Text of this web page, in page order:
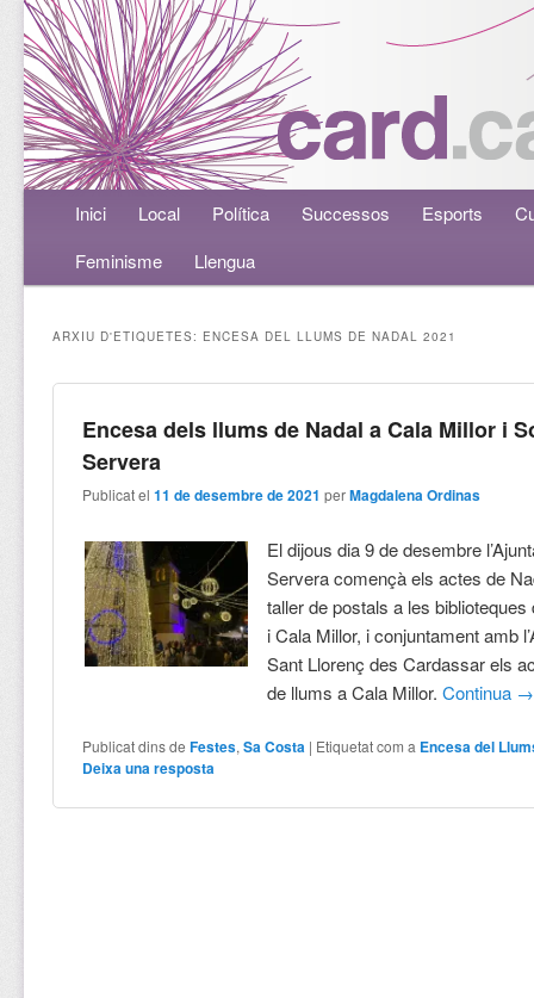
Menú principalAneu al contingut principal
Aneu al contingut secundari
Inici Local Política Successos Esports
Feminisme
Llengua
ARXIU D'ETIQUETES: ENCESA DEL LLUMS DE NADAL 2021
Encesa dels llums de Nadal a Cala Millor i
Servera
Publicat el11 de desembre de 2021 perMagdalena Ordinas
El dijous dia 9 de desembre
Servera començà els actes de
taller de postals a les
i Cala Millor, i conjuntament amb
Sant Llorenç des Cardassar els
de llums a Cala Millor.Continua →
Publicat dins de Festes,Sa Costa | Etiquetat com a Encesa del
Deixa una resposta